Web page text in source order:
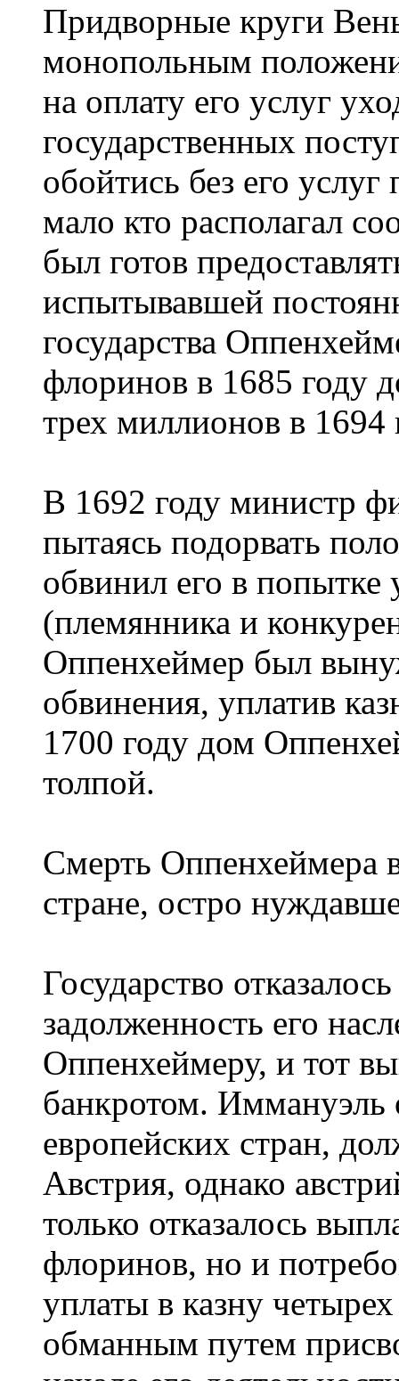
Придворные круги
монопольным
на оплату его услуг
государственных
обойтись без его услуг
мало кто располагал
был готов
испытывавшей
государства
флоринов в 1685 году
трех миллионов в 1694
В 1692 году министр
пытаясь подорвать
обвинил его в попытке
(племянника и
Оппенхеймер был
обвинения, уплатив
1700 году дом
толпой.
Смерть Оппенхеймера
стране, остро
Государство
задолженность его
Оппенхеймеру, и тот
банкротом. Иммануэль
европейских стран,
Австрия, однако
только отказалось
флоринов, но и
уплаты в казну
обманным путем